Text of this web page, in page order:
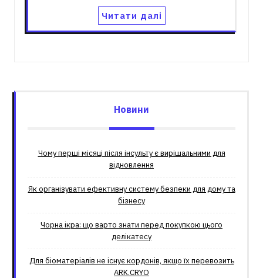
Читати далі
Новини
Чому перші місяці після інсульту є вирішальними для
відновлення
Як організувати ефективну систему безпеки для дому та
бізнесу
Чорна ікра: що варто знати перед покупкою цього
делікатесу
Для біоматеріалів не існує кордонів, якщо їх перевозить
ARK.CRYO